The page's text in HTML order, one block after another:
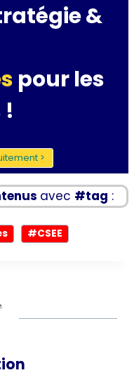
&
pour les
!
>
avec #tag :
#CSEE